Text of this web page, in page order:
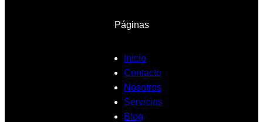
Páginas
Inicio
Contacto
Nosotros
Servicios
Blog